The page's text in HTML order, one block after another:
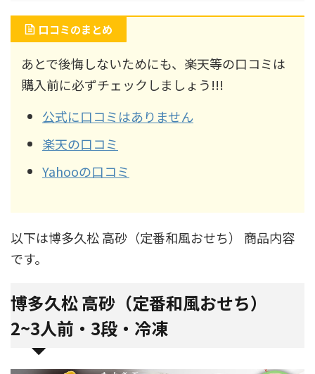
口コミのまとめ
あとで後悔しないためにも、楽天等の口コミは
購入前に必ずチェックしましょう!!!
公式に口コミはありません
楽天の口コミ
Yahooの口コミ
以下は博多久松 高砂（定番和風おせち） 商品内容
です。
博多久松 高砂（定番和風おせち）
2~3人前・3段・冷凍